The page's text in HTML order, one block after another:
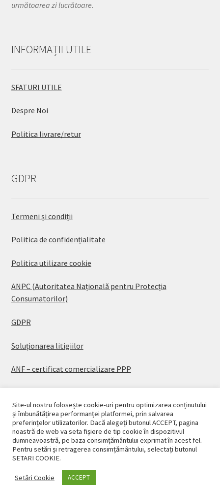
următoarea zi lucrătoare.
INFORMAȚII UTILE
SFATURI UTILE
Despre Noi
Politica livrare/retur
GDPR
Termeni și condiții
Politica de confidențialitate
Politica utilizare cookie
ANPC (Autoritatea Națională pentru Protecția
Consumatorilor)
GDPR
Soluționarea litigiilor
ANF – certificat comercializare PPP
© CASAPLANT 2026
Politică de confidențialitate
Site-ul nostru folosește cookie-uri pentru optimizarea conținutului
și îmbunătățirea performanței platformei, prin salvarea
preferințelor utilizatorilor. Dacă alegeți butonul ACCEPT, pagina
noastră de web va seta fișiere de tip cookie în dispozitivul
dumneavoastră, pe baza consimțământului exprimat în acest fel.
Pentru setări și retragerea consimțământului, selectați butonul
SETARI COOKIE.
Setări Cookie ACCEPT